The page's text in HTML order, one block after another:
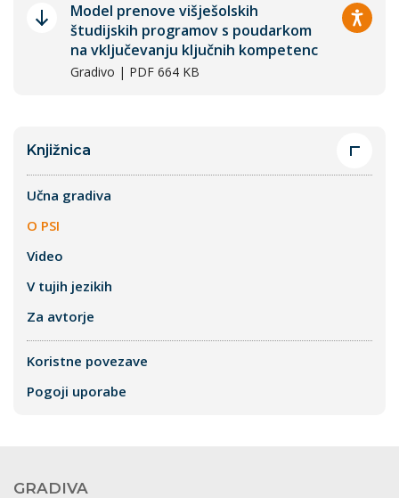
Model prenove višješolskih
študijskih programov s poudarkom
na vključevanju ključnih kompetenc
Gradivo | PDF 664 KB
Knjižnica
Učna gradiva
O PSI
Video
V tujih jezikih
Za avtorje
Koristne povezave
Pogoji uporabe
GRADIVA